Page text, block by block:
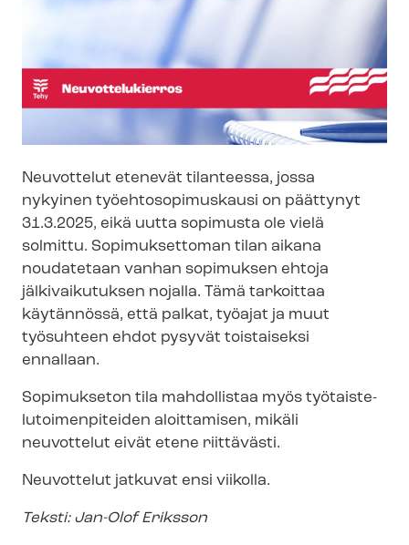
Neuvottelut etenevät tilanteessa, jossa
nykyinen työ­eh­to­so­pi­mus­kausi on päättynyt
31.3.2025, eikä uutta sopimusta ole vielä
solmittu. Sopimuksettoman tilan aikana
noudatetaan vanhan sopimuksen ehtoja
jälkivaikutuksen nojalla. Tämä tarkoittaa
käytännössä, että palkat, työajat ja muut
työsuhteen ehdot pysyvät toistaiseksi
ennallaan.
Sopimukseton tila mahdollistaa myös työ­tais­te­
lu­toi­men­pi­tei­den aloittamisen, mikäli
neuvottelut eivät etene riittävästi.
Neuvottelut jatkuvat ensi viikolla.
Teksti: Jan-Olof Eriksson